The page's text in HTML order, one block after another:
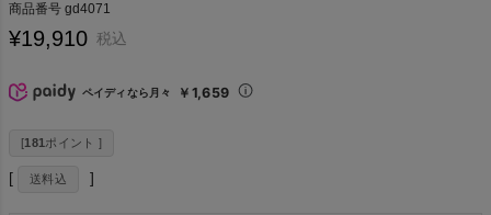
商品番号 gd4071
¥19,910 税込
ペイディなら月々 ￥1,659
[181 ポイント ]
送料込